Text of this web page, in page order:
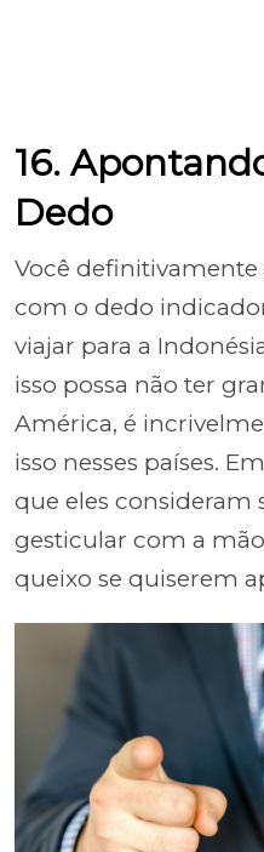
16.
Dedo
Você definitivamente
com o dedo
viajar para a
isso possa não ter
América, é
isso nesses países.
que eles consideram
gesticular com a
queixo se quiserem